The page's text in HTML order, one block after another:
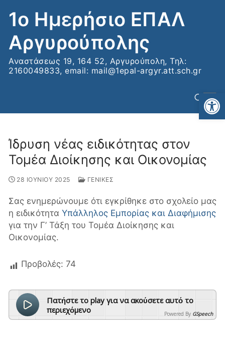
στο
περιεχόμενο
1ο Ημερήσιο ΕΠΑΛ
Αργυρούπολης
Αναστάσεως 19, 164 52, Αργυρούπολη, Τηλ:
2160049833, email: mail@1epal-argyr.att.sch.gr
Αναζήτηση για:
Ίδρυση νέας ειδικότητας στον
Τομέα Διοίκησης και Οικονομίας
28 ΙΟΥΝΙΟΥ 2025 ΓΕΝΙΚΕΣ
Σας ενημερώνουμε ότι εγκρίθηκε στο σχολείο μας
η ειδικότητα Υπάλληλος Εμπορίας και Διαφήμισης
για την Γ’ Τάξη του Τομέα Διοίκησης και
Οικονομίας.
Προβολές: 74
Πατήστε το play για να ακούσετε αυτό το
περιεχόμενο
Powered By GSpeech